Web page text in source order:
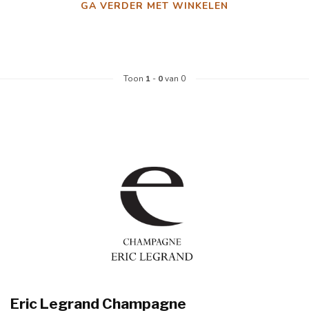
GA VERDER MET WINKELEN
Toon 1 - 0van 0
Eric Legrand Champagne